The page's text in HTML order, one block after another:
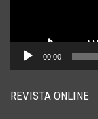
00:00
REVISTA ONLINE